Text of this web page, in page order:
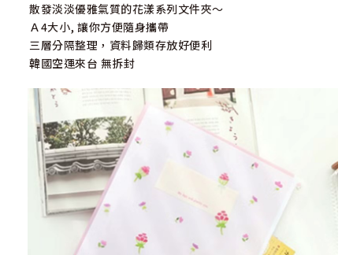
散發淡淡優雅氣質的花漾系列文件夾～
Ａ4大小, 讓你方便隨身攜帶
三層分隔整理，資料歸類存放好便利
韓國空運來台 無拆封